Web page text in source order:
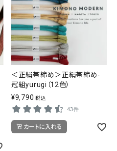
＜正絹帯締め＞正絹帯締め-
冠組yurugi（12色）
¥9,790 税込
43件
カートに入れる